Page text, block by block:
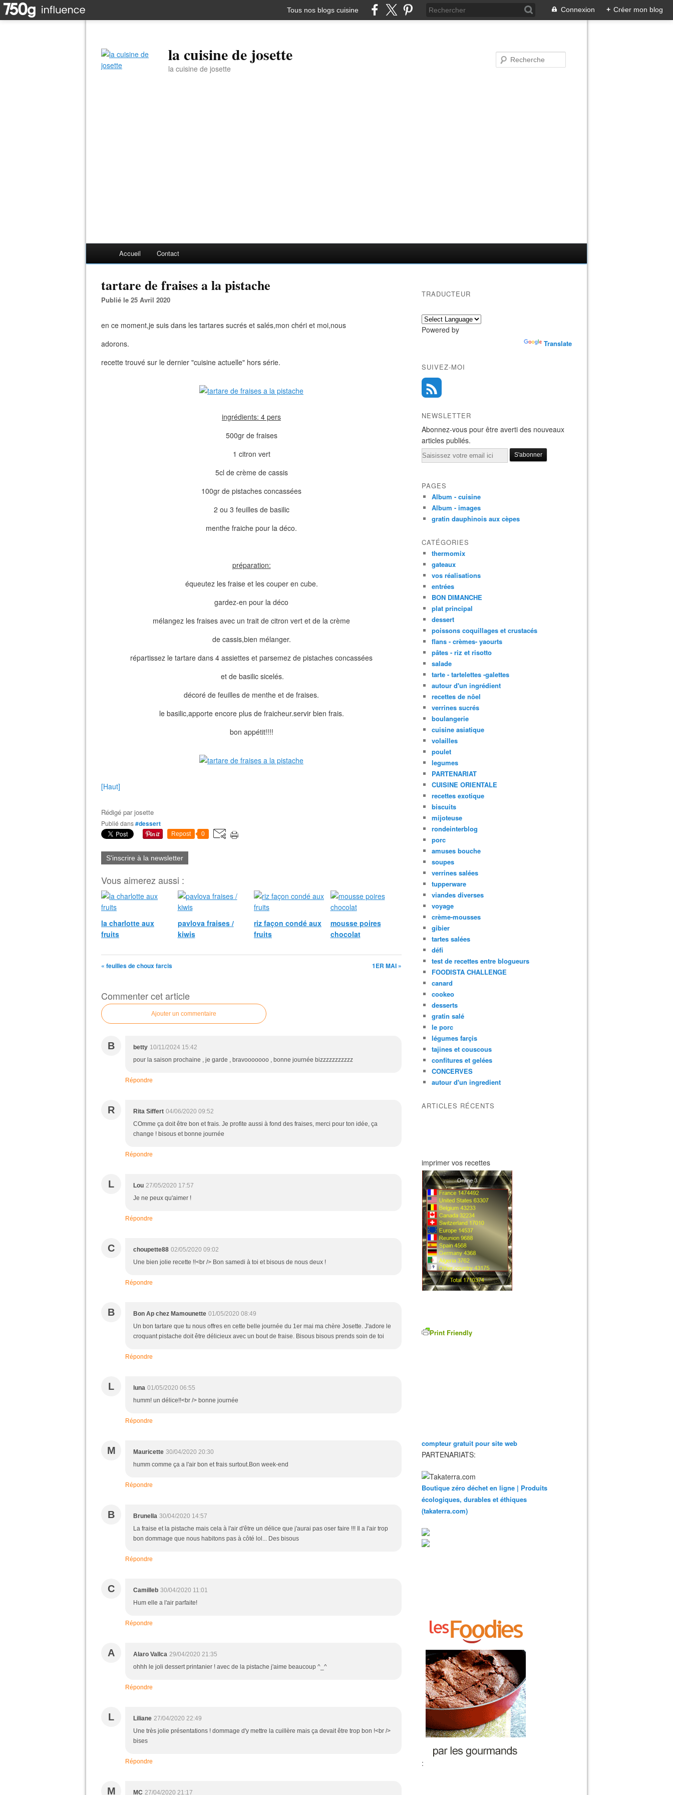
Tous nos blogs cuisine Connexion + Créer mon blog
la cuisine de josette
la cuisine de josette
Accueil Contact
tartare de fraises a la pistache
Publié le 25 Avril 2020
en ce moment,je suis dans les tartares sucrés et salés,mon chéri et moi,nous
adorons.
recette trouvé sur le dernier "cuisine actuelle" hors série.
ingrédients: 4 pers
500gr de fraises
1 citron vert
5cl de crème de cassis
100gr de pistaches concassées
2 ou 3 feuilles de basilic
menthe fraiche pour la déco.
préparation:
équeutez les fraise et les couper en cube.
gardez-en pour la déco
mélangez les fraises avec un trait de citron vert et de la crème
de cassis,bien mélanger.
répartissez le tartare dans 4 assiettes et parsemez de pistaches concassées
et de basilic sicelés.
décoré de feuilles de menthe et de fraises.
le basilic,apporte encore plus de fraicheur.servir bien frais.
bon appétit!!!!
[Haut]
Rédigé parjosette
Publié dans#dessert
Repost 0
S'inscrire à la newsletter
Vous aimerez aussi :
la charlotte aux
fruits
pavlova fraises /
kiwis
riz façon condé aux
fruits
mousse poires
chocolat
« feuilles de choux farcis 1ER MAI »
Commenter cet article
Ajouter un commentaire
B betty 10/11/2024 15:42
pour la saison prochaine , je garde , bravooooooo , bonne journée bizzzzzzzzzzz
Répondre
R Rita Siffert 04/06/2020 09:52
COmme ça doit être bon et frais. Je profite aussi à fond des fraises, merci pour ton idée, ça
change ! bisous et bonne journée
Répondre
L Lou 27/05/2020 17:57
Je ne peux qu'aimer !
Répondre
C choupette88 02/05/2020 09:02
Une bien jolie recette !!<br /> Bon samedi à toi et bisous de nous deux !
Répondre
B Bon Ap chez Mamounette 01/05/2020 08:49
Un bon tartare que tu nous offres en cette belle journée du 1er mai ma chère Josette. J'adore le
croquant pistache doit être délicieux avec un bout de fraise. Bisous bisous prends soin de toi
Répondre
L luna 01/05/2020 06:55
humm! un délice!!<br /> bonne journée
Répondre
M Mauricette 30/04/2020 20:30
humm comme ça a l'air bon et frais surtout.Bon week-end
Répondre
B Brunella 30/04/2020 14:57
La fraise et la pistache mais cela à l'air d'être un délice que j'aurai pas oser faire !!! Il a l'air trop
bon dommage que nous habitons pas à côté lol... Des bisous
Répondre
C Camilleb 30/04/2020 11:01
Hum elle a l'air parfaite!
Répondre
A Alaro Vallca 29/04/2020 21:35
ohhh le joli dessert printanier ! avec de la pistache j'aime beaucoup ^_^
Répondre
L Liliane 27/04/2020 22:49
Une très jolie présentations ! dommage d'y mettre la cuillère mais ça devait être trop bon !<br />
bises
Répondre
M MC 27/04/2020 21:17
TRADUCTEUR
Powered by
Translate
SUIVEZ-MOI
NEWSLETTER
Abonnez-vous pour être averti des nouveaux
articles publiés.
Email
PAGES
Album - cuisine
Album - images
gratin dauphinois aux cèpes
CATÉGORIES
thermomix
gateaux
vos réalisations
entrées
BON DIMANCHE
plat principal
dessert
poissons coquillages et crustacés
flans - crèmes- yaourts
pâtes - riz et risotto
salade
tarte - tartelettes -galettes
autour d'un ingrédient
recettes de nôel
verrines sucrés
boulangerie
cuisine asiatique
volailles
poulet
legumes
PARTENARIAT
CUISINE ORIENTALE
recettes exotique
biscuits
mijoteuse
rondeinterblog
porc
amuses bouche
soupes
verrines salées
tupperware
viandes diverses
voyage
crème-mousses
gibier
tartes salées
défi
test de recettes entre blogueurs
FOODISTA CHALLENGE
canard
cookeo
desserts
gratin salé
le porc
légumes farçis
tajines et couscous
confitures et gelées
CONCERVES
autour d'un ingredient
ARTICLES RÉCENTS
imprimer vos recettes
Print Friendly
compteur gratuit pour site web
PARTENARIATS:
Boutique zéro déchet en ligne | Produits
écologiques, durables et éthiques
(takaterra.com)
: